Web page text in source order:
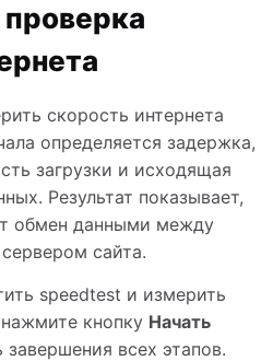
скорость интернета
определяется задержка,
загрузки и исходящая
Результат показывает,
обмен данными между
сайта.
speedtest и измерить
кнопку Начать
всех этапов.